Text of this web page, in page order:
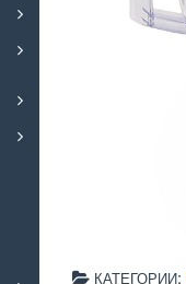
КАТЕГОРИИ: